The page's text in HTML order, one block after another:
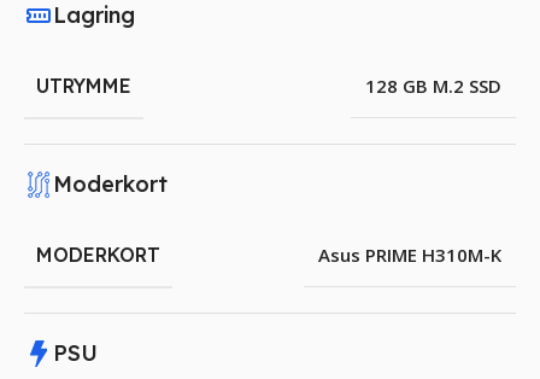
Lagring
UTRYMME 128 GB M.2 SSD
Moderkort
MODERKORT Asus PRIME H310M-K
PSU